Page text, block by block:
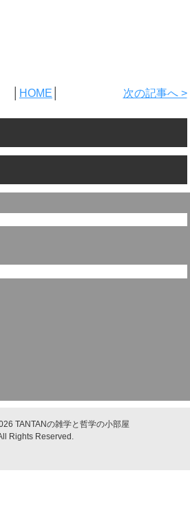
HOME 次の記事へ >
TANTANの雑学と哲学の小部屋
Rights Reserved.